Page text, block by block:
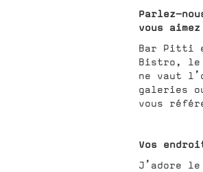
Parlez-
vous
Bar Pitti
Bistro, le
ne vaut
galeries
vous
Vos
J’adore le